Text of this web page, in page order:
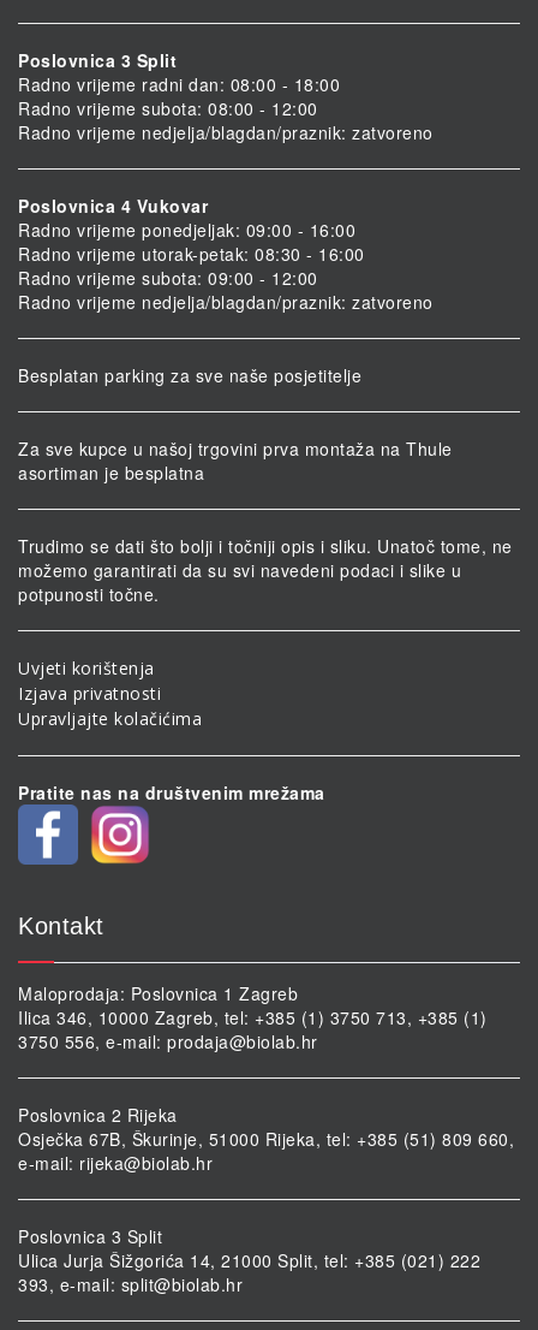
Poslovnica 3 Split
Radno vrijeme radni dan: 08:00 - 18:00
Radno vrijeme subota: 08:00 - 12:00
Radno vrijeme nedjelja/blagdan/praznik: zatvoreno
Poslovnica 4 Vukovar
Radno vrijeme ponedjeljak: 09:00 - 16:00
Radno vrijeme utorak-petak: 08:30 - 16:00
Radno vrijeme subota: 09:00 - 12:00
Radno vrijeme nedjelja/blagdan/praznik: zatvoreno
Besplatan parking za sve naše posjetitelje
Za sve kupce u našoj trgovini prva montaža na Thule
asortiman je besplatna
Trudimo se dati što bolji i točniji opis i sliku. Unatoč tome, ne
možemo garantirati da su svi navedeni podaci i slike u
potpunosti točne.
Uvjeti korištenja
Izjava privatnosti
Upravljajte kolačićima
Pratite nas na društvenim mrežama
Kontakt
Maloprodaja: Poslovnica 1 Zagreb
Ilica 346, 10000 Zagreb, tel: +385 (1) 3750 713, +385 (1)
3750 556, e-mail: prodaja@biolab.hr
Poslovnica 2 Rijeka
Osječka 67B, Škurinje, 51000 Rijeka, tel: +385 (51) 809 660,
e-mail: rijeka@biolab.hr
Poslovnica 3 Split
Ulica Jurja Šižgorića 14, 21000 Split, tel: +385 (021) 222
393, e-mail: split@biolab.hr